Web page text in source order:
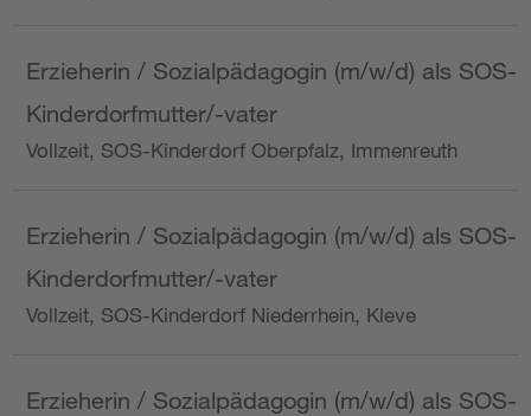
Erzieherin / Sozialpädagogin (m/w/d) als SOS-
Kinderdorfmutter/-vater
Vollzeit, SOS-Kinderdorf Oberpfalz, Immenreuth
Erzieherin / Sozialpädagogin (m/w/d) als SOS-
Kinderdorfmutter/-vater
Vollzeit, SOS-Kinderdorf Niederrhein, Kleve
Erzieherin / Sozialpädagogin (m/w/d) als SOS-